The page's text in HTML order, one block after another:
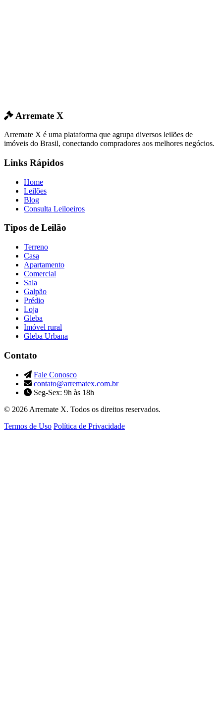
Arremate X
Arremate X é uma plataforma que agrupa diversos leilões de
imóveis do Brasil, conectando compradores aos melhores negócios.
Links Rápidos
Home
Leilões
Blog
Consulta Leiloeiros
Tipos de Leilão
Terreno
Casa
Apartamento
Comercial
Sala
Galpão
Prédio
Loja
Gleba
Imóvel rural
Gleba Urbana
Contato
Fale Conosco
contato@arrematex.com.br
Seg-Sex: 9h às 18h
© 2026 Arremate X. Todos os direitos reservados.
Termos de Uso Política de Privacidade